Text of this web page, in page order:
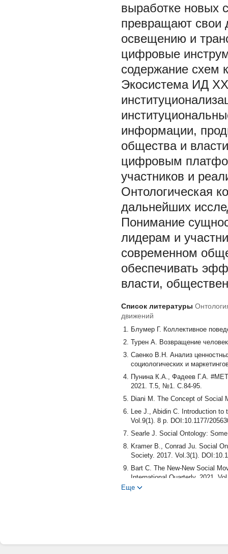
выработке новых
превращают свои
освещению и
цифровые
содержание схем
Экосистема ИД
информации,
общества и
цифровым
участников и
Онтологическая
дальнейших
Понимание
лидерам и
современном
обеспечивать
власти,
Список литературы
движений
Блумер Г. Коллективное
Турен А. Возвращение
Саенко В.Н. Анализ
социологических и
Пунина К.А., Фадеев Г.А.
2021. Т.5, №1. С.84-95.
Diani M. The Concept of Social
Lee J., Abidin С. Introduction to
Vol.9(1). 8 p. DOI:10.1177/
Searle J. Social Ontology:
Kramer B., Conrad Ju. Social
Society. 2017. Vol.3(1).
Bart C. The New-New Social
International Quarterly. 2021.
Ejnavarzal H. Epistemology-
Slife B. Taking Practice
Еще